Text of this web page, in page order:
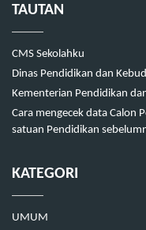
TAUTAN
CMS Sekolahku
Dinas Pendidikan dan
Kementerian Pendidikan
Cara mengecek data Calon
satuan Pendidikan
KATEGORI
UMUM